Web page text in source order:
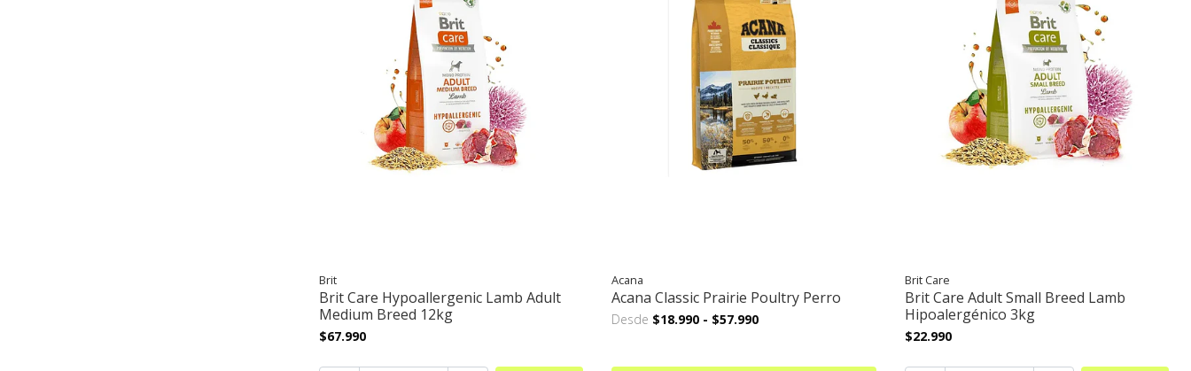
Brit
Brit Care Hypoallergenic Lamb Adult
Medium Breed 12kg
$67.990
Acana
Acana Classic Prairie Poultry Perro
Desde $18.990 - $57.990
Brit Care
Brit Care Adult Small Breed Lamb
Hipoalergénico 3kg
$22.990